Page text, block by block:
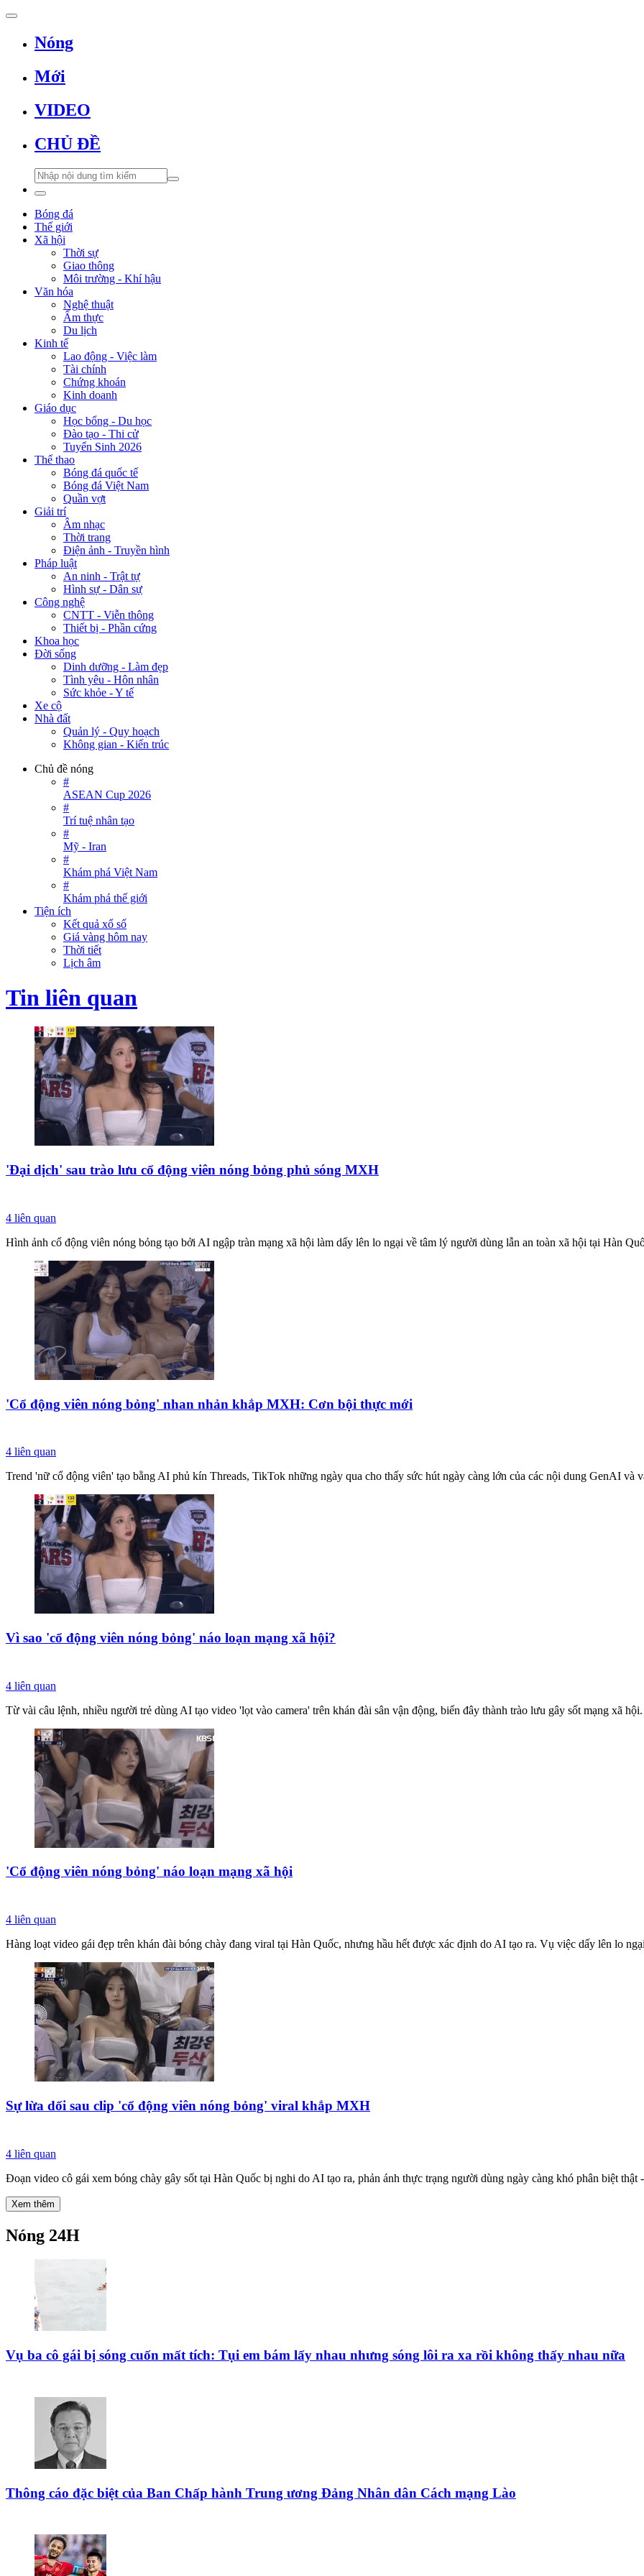
Nóng
Mới
VIDEO
CHỦ ĐỀ
Bóng đá
Thế giới
Xã hội
Thời sự
Giao thông
Môi trường - Khí hậu
Văn hóa
Nghệ thuật
Ẩm thực
Du lịch
Kinh tế
Lao động - Việc làm
Tài chính
Chứng khoán
Kinh doanh
Giáo dục
Học bổng - Du học
Đào tạo - Thi cử
Tuyển Sinh 2026
Thể thao
Bóng đá quốc tế
Bóng đá Việt Nam
Quần vợt
Giải trí
Âm nhạc
Thời trang
Điện ảnh - Truyền hình
Pháp luật
An ninh - Trật tự
Hình sự - Dân sự
Công nghệ
CNTT - Viễn thông
Thiết bị - Phần cứng
Khoa học
Đời sống
Dinh dưỡng - Làm đẹp
Tình yêu - Hôn nhân
Sức khỏe - Y tế
Xe cộ
Nhà đất
Quản lý - Quy hoạch
Không gian - Kiến trúc
Chủ đề nóng
#
ASEAN Cup 2026
#
Trí tuệ nhân tạo
#
Mỹ - Iran
#
Khám phá Việt Nam
#
Khám phá thế giới
Tiện ích
Kết quả xổ số
Giá vàng hôm nay
Thời tiết
Lịch âm
Tin liên quan
'Đại dịch' sau trào lưu cổ động viên nóng bỏng phủ sóng MXH
4 liên quan
Hình ảnh cổ động viên nóng bỏng tạo bởi AI ngập tràn mạng xã hội làm dấy lên lo ngại về tâm lý người dùng lẫn an toàn xã hội tại Hàn
'Cổ động viên nóng bỏng' nhan nhản khắp MXH: Cơn bội thực mới
4 liên quan
Trend 'nữ cổ động viên' tạo bằng AI phủ kín Threads, TikTok những ngày qua cho thấy sức hút ngày càng lớn của các nội dung GenAI và
Vì sao 'cổ động viên nóng bỏng' náo loạn mạng xã hội?
4 liên quan
Từ vài câu lệnh, nhiều người trẻ dùng AI tạo video 'lọt vào camera' trên khán đài sân vận động, biến đây thành trào lưu gây sốt mạng xã hội.
'Cổ động viên nóng bỏng' náo loạn mạng xã hội
4 liên quan
Hàng loạt video gái đẹp trên khán đài bóng chày đang viral tại Hàn Quốc, nhưng hầu hết được xác định do AI tạo ra. Vụ việc dấy lên lo
Sự lừa dối sau clip 'cổ động viên nóng bỏng' viral khắp MXH
4 liên quan
Đoạn video cô gái xem bóng chày gây sốt tại Hàn Quốc bị nghi do AI tạo ra, phản ánh thực trạng người dùng ngày càng khó phân biệt thật
Xem thêm
Nóng 24H
Vụ ba cô gái bị sóng cuốn mất tích: Tụi em bám lấy nhau nhưng sóng lôi ra xa rồi không thấy nhau nữa
Thông cáo đặc biệt của Ban Chấp hành Trung ương Đảng Nhân dân Cách mạng Lào